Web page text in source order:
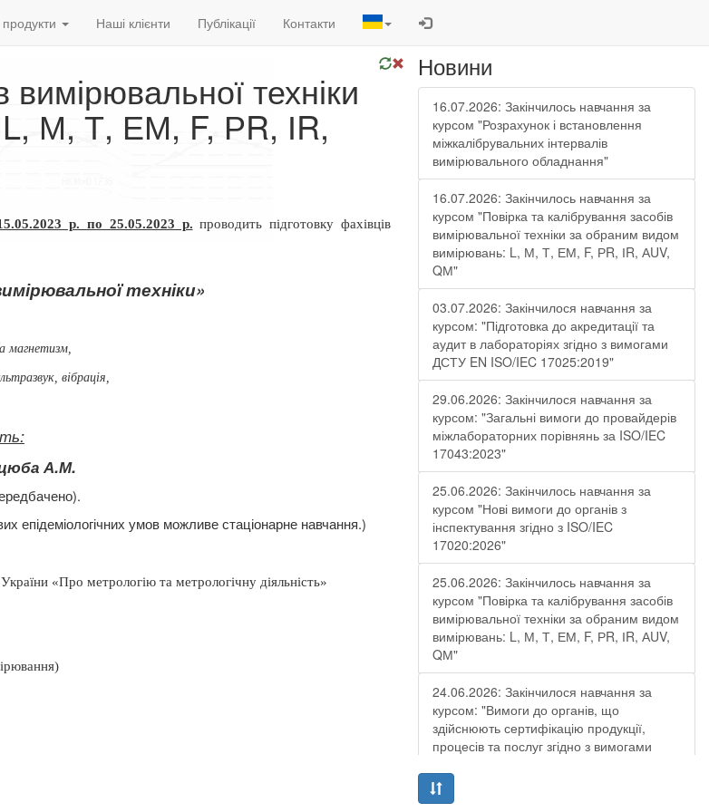
Наші клієнти Публікації Контакти
вимірювальної техніки
М, Т, ЕМ, F, РR, ІR,
р. по 25.05.2023 р. проводить підготовку фахівців
техніки»
магнетизм,
вібрація,
А.М.
епідеміологічних умов можливе стаціонарне навчання.)
«Про метрологію та метрологічну діяльність»
Новини
16.07.2026: Закінчилось навчання за
курсом "Розрахунок і встановлення
міжкалібрувальних інтервалів
вимірювального обладнання"
16.07.2026: Закінчилось навчання за
курсом "Повірка та калібрування засобів
вимірювальної техніки за обраним видом
вимірювань: L, М, Т, ЕМ, F, РR, ІR, АUV,
QМ"
03.07.2026: Закінчилося навчання за
курсом: "Підготовка до акредитації та
аудит в лабораторіях згідно з вимогами
ДСТУ EN ISO/IEC 17025:2019"
29.06.2026: Закінчилося навчання за
курсом: "Загальні вимоги до провайдерів
міжлабораторних порівнянь за ISO/IEC
17043:2023"
25.06.2026: Закінчилось навчання за
курсом "Нові вимоги до органів з
інспектування згідно з ISO/IEC
17020:2026"
25.06.2026: Закінчилось навчання за
курсом "Повірка та калібрування засобів
вимірювальної техніки за обраним видом
вимірювань: L, М, Т, ЕМ, F, РR, ІR, АUV,
QМ"
24.06.2026: Закінчилося навчання за
курсом: "Вимоги до органів, що
здійснюють сертифікацію продукції,
процесів та послуг згідно з вимогами
19.06.2026: Закінчилося навчання за